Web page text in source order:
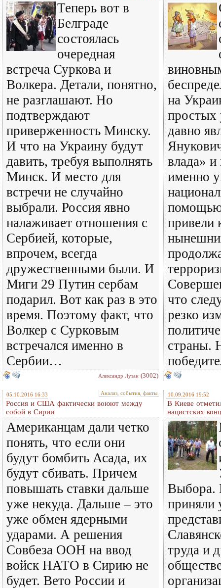
Теперь вот в
Белграде
состоялась
очередная
встреча Суркова и
Волкера. Детали, понятно,
не разглашают. Но
подтверждают
приверженность Минску.
И что на Украину будут
давить, требуя выполнять
Минск. И место для
встречи не случайно
выбрали. Россия явно
налаживает отношения с
Сербией, которые,
впрочем, всегда
дружественными были. И
Миги 29 Путин сербам
подарил. Вот как раз в это
время. Поэтому факт, что
Волкер с Сурковым
встречался именно в
Сербии…
Александр Лузан (3002)
на
простых
давно
влада» и
именно
привели
что
резко
страны.
05.10.2016 16:33 Анализ, события, факты
Россия и США фактически воюют между
собой в Сирии
Американцам дали четко
понять, что если они
будут бомбить Асада, их
будут сбивать. Причем
повышать ставки дальше
уже некуда. Дальше – это
уже обмен ядерными
ударами. А решения
Совбеза ООН на ввод
войск НАТО в Сирию не
будет. Вето России и
10.09.2016 19:52
В Киеве
нацистских
Выбора.
приняли
труда и